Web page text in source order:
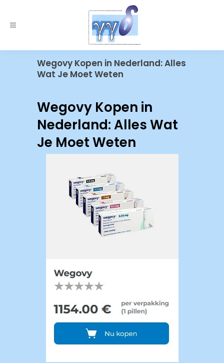
Wegovy Kopen in Nederland: Alles
Wat Je Moet Weten
Wegovy Kopen in
Nederland: Alles Wat
Je Moet Weten